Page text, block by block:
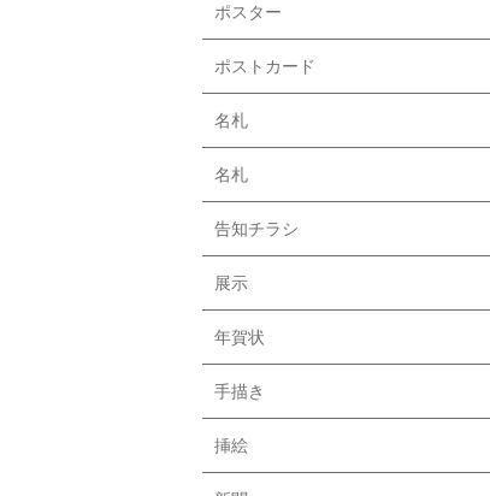
ポスター
ポストカード
名札
名札
告知チラシ
展示
年賀状
手描き
挿絵